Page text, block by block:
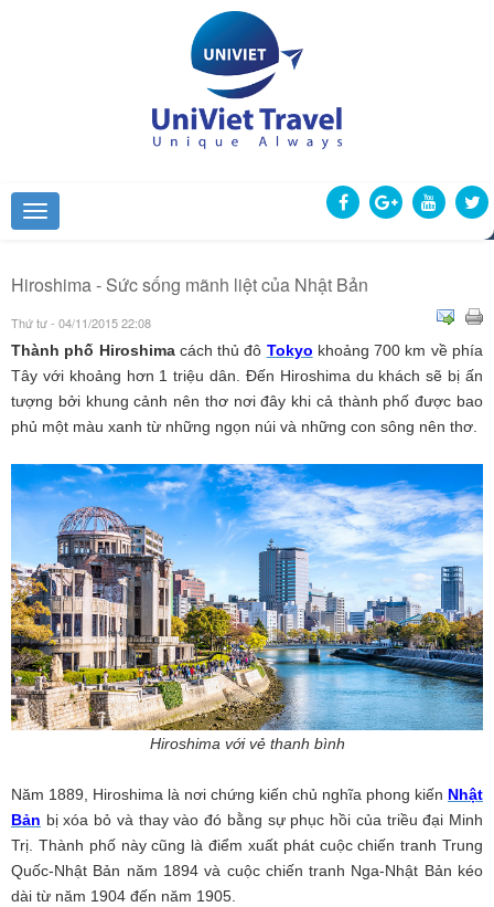
Hiroshima - Sức sống mãnh liệt của Nhật Bản
Thứ tư - 04/11/2015 22:08
Thành phố Hiroshimacách thủ đô Tokyo khoảng 700 km về phía
Tây với khoảng hơn 1 triệu dân. Đến Hiroshima du khách sẽ bị ấn
tượng bởi khung cảnh nên thơ nơi đây khi cả thành phố được bao
phủ một màu xanh từ những ngọn núi và những con sông nên thơ.
Hiroshima với vẻ thanh bình
Năm 1889, Hiroshima là nơi chứng kiến chủ nghĩa phong kiến Nhật
Bản bị xóa bỏ và thay vào đó bằng sự phục hồi của triều đại Minh
Trị. Thành phố này cũng là điểm xuất phát cuộc chiến tranh Trung
Quốc-Nhật Bản năm 1894 và cuộc chiến tranh Nga-Nhật Bản kéo
dài từ năm 1904 đến năm 1905.